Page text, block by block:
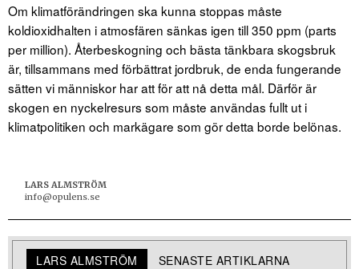
Om klimatförändringen ska kunna stoppas måste
koldioxidhalten i atmosfären sänkas igen till 350 ppm (parts
per million). Återbeskogning och bästa tänkbara skogsbruk
är, tillsammans med förbättrat jordbruk, de enda fungerande
sätten vi människor har att för att nå detta mål. Därför är
skogen en nyckelresurs som måste användas fullt ut i
klimatpolitiken och markägare som gör detta borde belönas.
LARS ALMSTRÖM
info@opulens.se
LARS ALMSTRÖM SENASTE ARTIKLARNA